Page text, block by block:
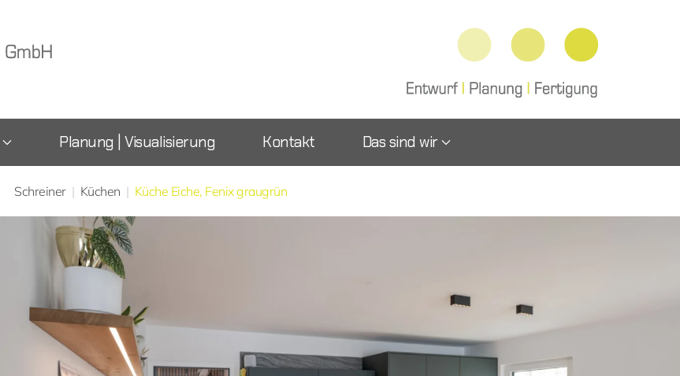
Planung | Visualisierung Kontakt Das sind wir
Schreiner Küchen Küche Eiche, Fenix graugrün